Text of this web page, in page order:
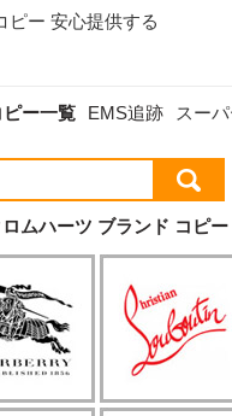
ピー 安心提供する
ー一覧 EMS追跡 スー
ロムハーツ ブランド コピー